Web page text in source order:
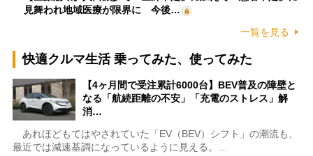
見舞われ地域医療が限界に 今後…
一覧を見る
快適クルマ生活 乗ってみた、使ってみた
【4ヶ月間で受注累計6000台】BEV普及の障壁と
なる「航続距離の不安」「充電のストレス」解
消…
あれほどもてはやされていた「EV（BEV）シフト」の潮流も、
最近では減速基調になっているように見える。…